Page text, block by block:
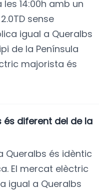
14:00h amb un
sense
igual a Queralbs
de la Península
majorista és
és diferent del de la
Queralbs és idèntic
El mercat elèctric
igual a Queralbs